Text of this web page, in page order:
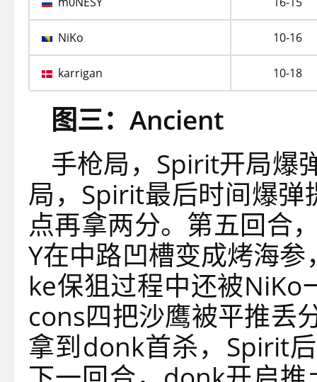
NiKo 10-16
karrigan 10-18
图三：Ancient
手枪局，Spirit开局爆
局，Spirit最后时间爆
点再拿两分。第五回合
Y在中路凹槽变成烤海
ke保狙过程中还被NiKo
cons四把沙鹰被平推丢
拿到donk首杀，Spirit